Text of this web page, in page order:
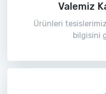
Valemiz
Ürünleri
bilgisini